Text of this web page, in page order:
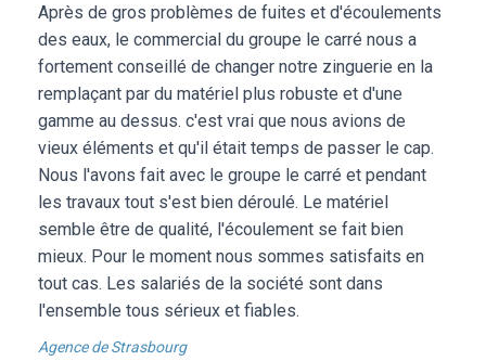
Après de gros problèmes de fuites et d'écoulements
des eaux, le commercial du groupe le carré nous a
fortement conseillé de changer notre zinguerie en la
remplaçant par du matériel plus robuste et d'une
gamme au dessus. c'est vrai que nous avions de
vieux éléments et qu'il était temps de passer le cap.
Nous l'avons fait avec le groupe le carré et pendant
les travaux tout s'est bien déroulé. Le matériel
semble être de qualité, l'écoulement se fait bien
mieux. Pour le moment nous sommes satisfaits en
tout cas. Les salariés de la société sont dans
l'ensemble tous sérieux et fiables.
Agence de Strasbourg